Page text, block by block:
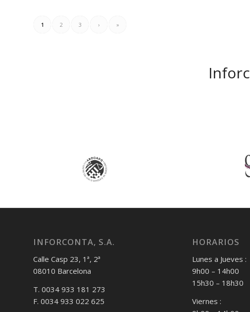
1 2 3 › »
INFORCONTA, S.A.
Calle Casp 23, 1ª, 2ª
08010 Barcelona
T. 0034 933 181 273
F. 0034 933 022 625
HORARIOS
Lunes a Jueves :
9h00 – 14h00
15h30 – 18h30
Viernes :